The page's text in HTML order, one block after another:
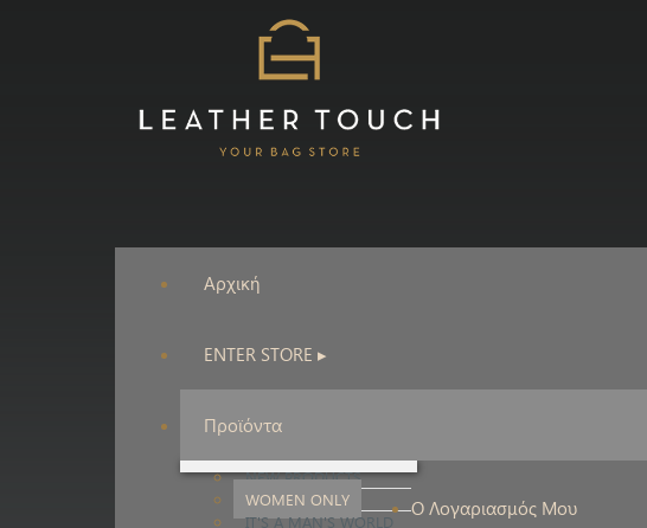
Αρχική
ENTER STORE ▸
Προϊόντα
NEW PRODUCTS
WOMEN ONLY
IT'S A MAN'S WORLD
Ο Λογαριασμός Μου